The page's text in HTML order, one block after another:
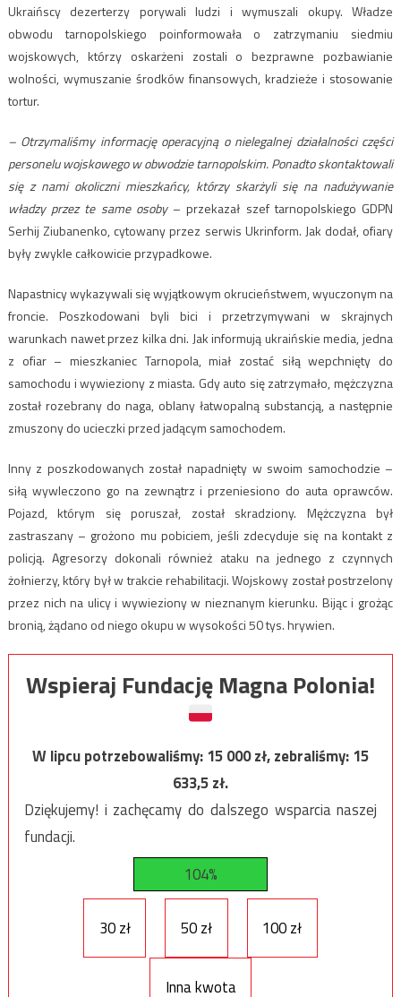
Ukraińscy dezerterzy porywali ludzi i wymuszali okupy. Władze
obwodu tarnopolskiego poinformowała o zatrzymaniu siedmiu
wojskowych, którzy oskarżeni zostali o bezprawne pozbawianie
wolności, wymuszanie środków finansowych, kradzieże i stosowanie
tortur.
– Otrzymaliśmy informację operacyjną o nielegalnej działalności części
personelu wojskowego w obwodzie tarnopolskim. Ponadto skontaktowali
się z nami okoliczni mieszkańcy, którzy skarżyli się na nadużywanie
władzy przez te same osoby– przekazał szef tarnopolskiego GDPN
Serhij Ziubanenko, cytowany przez serwis Ukrinform. Jak dodał, ofiary
były zwykle całkowicie przypadkowe.
Napastnicy wykazywali się wyjątkowym okrucieństwem, wyuczonym na
froncie. Poszkodowani byli bici i przetrzymywani w skrajnych
warunkach nawet przez kilka dni. Jak informują ukraińskie media, jedna
z ofiar – mieszkaniec Tarnopola, miał zostać siłą wepchnięty do
samochodu i wywieziony z miasta. Gdy auto się zatrzymało, mężczyzna
został rozebrany do naga, oblany łatwopalną substancją, a następnie
zmuszony do ucieczki przed jadącym samochodem.
Inny z poszkodowanych został napadnięty w swoim samochodzie –
siłą wywleczono go na zewnątrz i przeniesiono do auta oprawców.
Pojazd, którym się poruszał, został skradziony. Mężczyzna był
zastraszany – grożono mu pobiciem, jeśli zdecyduje się na kontakt z
policją. Agresorzy dokonali również ataku na jednego z czynnych
żołnierzy, który był w trakcie rehabilitacji. Wojskowy został postrzelony
przez nich na ulicy i wywieziony w nieznanym kierunku. Bijąc i grożąc
bronią, żądano od niego okupu w wysokości 50 tys. hrywien.
Wspieraj Fundację Magna Polonia!
W lipcu potrzebowaliśmy:15 000zł, zebraliśmy:15
633,5zł.
Dziękujemy! i zachęcamy do dalszego wsparcia naszej
fundacji.
104%
30 zł 50 zł 100 zł
Inna kwota